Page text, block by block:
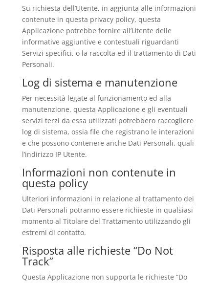
Su richiesta dell’Utente, in aggiunta alle informazioni
contenute in questa privacy policy, questa
Applicazione potrebbe fornire all’Utente delle
informative aggiuntive e contestuali riguardanti
Servizi specifici, o la raccolta ed il trattamento di Dati
Personali.
Log di sistema e manutenzione
Per necessità legate al funzionamento ed alla
manutenzione, questa Applicazione e gli eventuali
servizi terzi da essa utilizzati potrebbero raccogliere
log di sistema, ossia file che registrano le interazioni
e che possono contenere anche Dati Personali, quali
l’indirizzo IP Utente.
Informazioni non contenute in
questa policy
Ulteriori informazioni in relazione al trattamento dei
Dati Personali potranno essere richieste in qualsiasi
momento al Titolare del Trattamento utilizzando gli
estremi di contatto.
Risposta alle richieste “Do Not
Track”
Questa Applicazione non supporta le richieste “Do